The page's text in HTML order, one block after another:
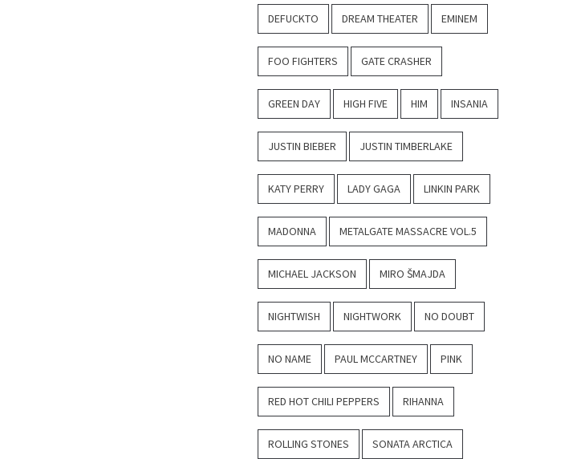
DEFUCKTO DREAM THEATER EMINEM
FOO FIGHTERS GATE CRASHER
GREEN DAY HIGH FIVE HIM INSANIA
JUSTIN BIEBER JUSTIN TIMBERLAKE
KATY PERRY LADY GAGA LINKIN PARK
MADONNA METALGATE MASSACRE VOL.5
MICHAEL JACKSON MIRO ŠMAJDA
NIGHTWISH NIGHTWORK NO DOUBT
NO NAME PAUL MCCARTNEY PINK
RED HOT CHILI PEPPERS RIHANNA
ROLLING STONES SONATA ARCTICA